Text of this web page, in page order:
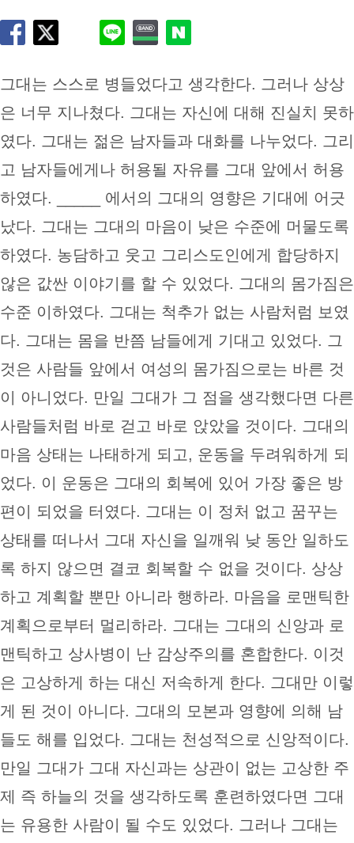
그대는 스스로 병들었다고 생각한다. 그러나 상상
은 너무 지나쳤다. 그대는 자신에 대해 진실치 못하
였다. 그대는 젊은 남자들과 대화를 나누었다. 그리
고 남자들에게나 허용될 자유를 그대 앞에서 허용
하였다. _____ 에서의 그대의 영향은 기대에 어긋
났다. 그대는 그대의 마음이 낮은 수준에 머물도록
하였다. 농담하고 웃고 그리스도인에게 합당하지
않은 값싼 이야기를 할 수 있었다. 그대의 몸가짐은
수준 이하였다. 그대는 척추가 없는 사람처럼 보였
다. 그대는 몸을 반쯤 남들에게 기대고 있었다. 그
것은 사람들 앞에서 여성의 몸가짐으로는 바른 것
이 아니었다. 만일 그대가 그 점을 생각했다면 다른
사람들처럼 바로 걷고 바로 앉았을 것이다. 그대의
마음 상태는 나태하게 되고, 운동을 두려워하게 되
었다. 이 운동은 그대의 회복에 있어 가장 좋은 방
편이 되었을 터였다. 그대는 이 정처 없고 꿈꾸는
상태를 떠나서 그대 자신을 일깨워 낮 동안 일하도
록 하지 않으면 결코 회복할 수 없을 것이다. 상상
하고 계획할 뿐만 아니라 행하라. 마음을 로맨틱한
계획으로부터 멀리하라. 그대는 그대의 신앙과 로
맨틱하고 상사병이 난 감상주의를 혼합한다. 이것
은 고상하게 하는 대신 저속하게 한다. 그대만 이렇
게 된 것이 아니다. 그대의 모본과 영향에 의해 남
들도 해를 입었다. 그대는 천성적으로 신앙적이다.
만일 그대가 그대 자신과는 상관이 없는 고상한 주
제 즉 하늘의 것을 생각하도록 훈련하였다면 그대
는 유용한 사람이 될 수도 있었다. 그러나 그대는